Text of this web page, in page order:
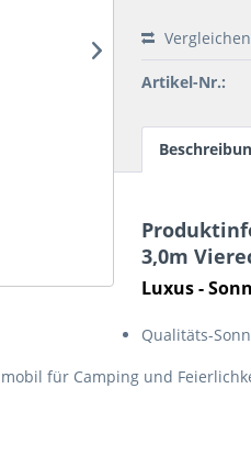
Vergleichen
Artikel-Nr.:
3,0m
Luxus -
Qualitäts-
für Camping und